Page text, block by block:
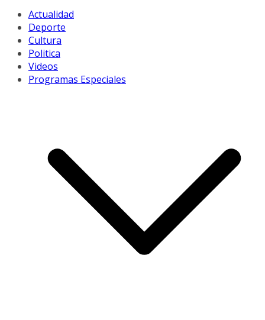
Actualidad
Deporte
Cultura
Politica
Videos
Programas Especiales